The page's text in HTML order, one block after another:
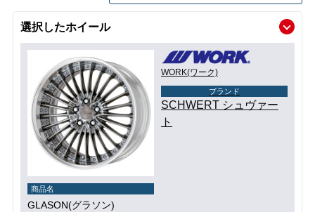
選択したホイール
WORK(ワーク)
ブランド
SCHWERT シュヴァー
ト
商品名
GLASON(グラソン)